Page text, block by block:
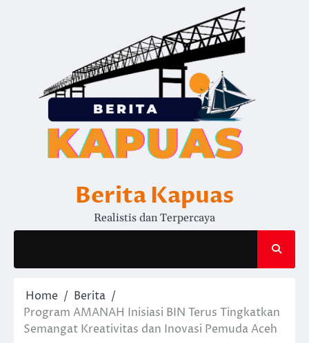
Berita Kapuas
Realistis dan Terpercaya
Home
Berita
Program AMANAH Inisiasi BIN Terus Tingkatkan
Semangat Kreativitas dan Inovasi Pemuda Aceh